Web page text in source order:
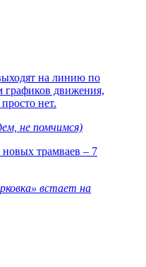
на линию по
графиков движения,
нет.
не помчимся)
трамваев – 7
встает на